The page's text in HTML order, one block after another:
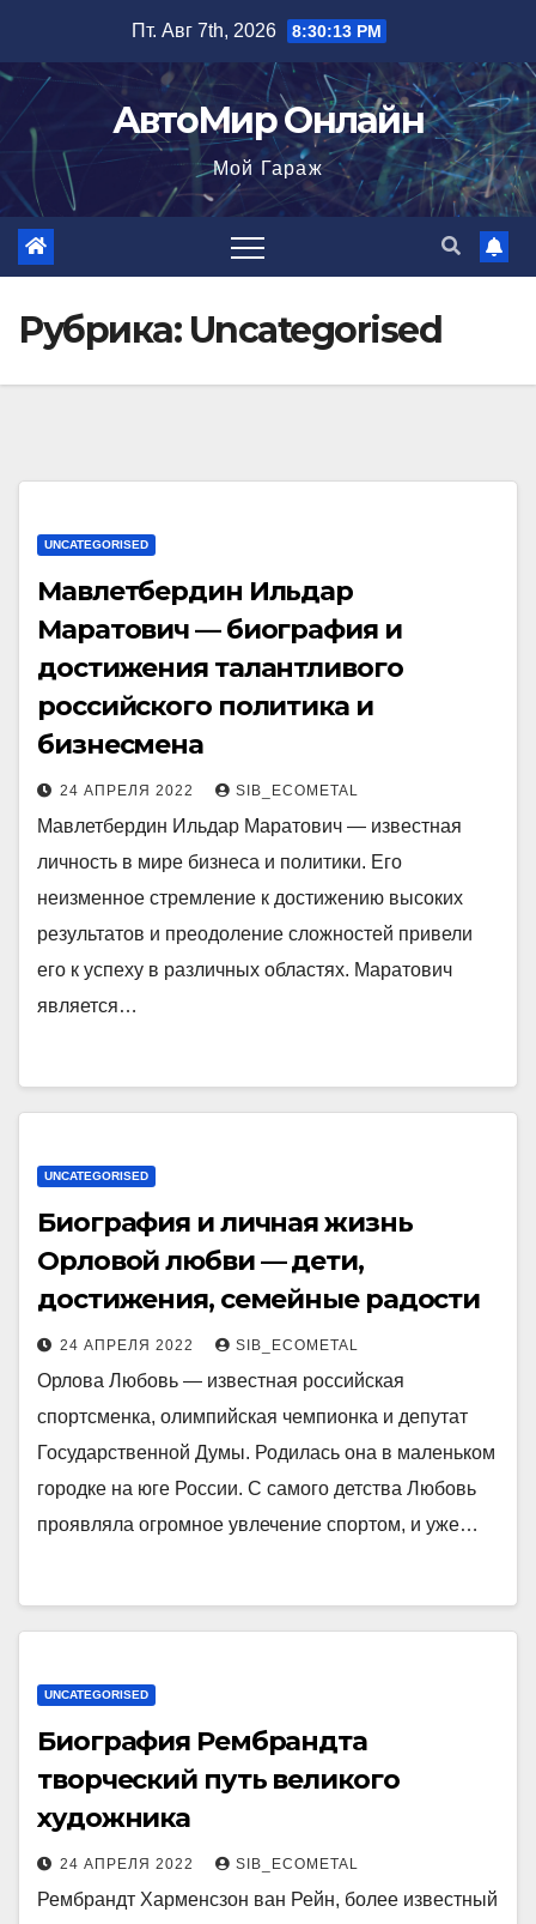
содержимому
Пт. Авг 7th, 2026 8:30:14 PM
АвтоМир Онлайн
Мой Гараж
Рубрика: Uncategorised
UNCATEGORISED
Мавлетбердин Ильдар
Маратович — биография и
достижения талантливого
российского политика и
бизнесмена
24 АПРЕЛЯ 2022 SIB_ECOMETAL
Мавлетбердин Ильдар Маратович — известная
личность в мире бизнеса и политики. Его
неизменное стремление к достижению высоких
результатов и преодоление сложностей привели
его к успеху в различных областях. Маратович
является…
UNCATEGORISED
Биография и личная жизнь
Орловой любви — дети,
достижения, семейные радости
24 АПРЕЛЯ 2022 SIB_ECOMETAL
Орлова Любовь — известная российская
спортсменка, олимпийская чемпионка и депутат
Государственной Думы. Родилась она в маленьком
городке на юге России. С самого детства Любовь
проявляла огромное увлечение спортом, и уже…
UNCATEGORISED
Биография Рембрандта
творческий путь великого
художника
24 АПРЕЛЯ 2022 SIB_ECOMETAL
Рембрандт Харменсзон ван Рейн, более известный